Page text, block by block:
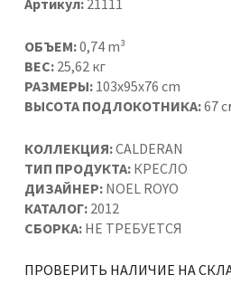
ОБЪЕМ:0,74 m³
ВЕС: 25,62 кг
РАЗМЕРЫ: 103x95x76 cm
ВЫСОТА ПОДЛОКОТНИКА:67
КОЛЛЕКЦИЯ:CALDERAN
ТИП ПРОДУКТА: КРЕСЛО
ДИЗАЙНЕР: NOEL ROYO
КАТАЛОГ: 2012
СБОРКА: НЕ ТРЕБУЕТСЯ
ПРОВЕРИТЬ НАЛИЧИЕ НА